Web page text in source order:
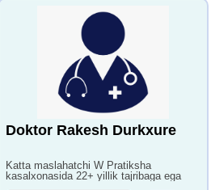
Doktor Rakesh Durkxure
Katta maslahatchi W Pratiksha
kasalxonasida 22+ yillik tajribaga ega